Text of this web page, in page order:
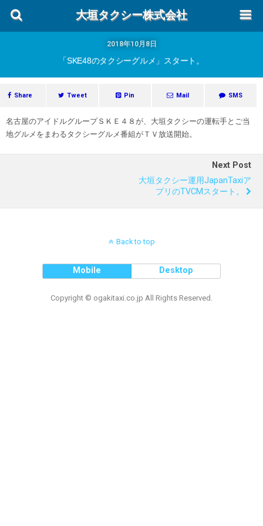
大垣タクシー株式会社
2018年10月8日
「SKE48のタクシーグルメ」スタート。
Share Tweet Pin Mail SMS
名古屋のアイドルグループＳＫＥ４８が、大垣タクシーの運転手とご当
地グルメをまわるタクシーグルメ番組がＴＶ放送開始。
Next Post
大垣タクシー運用JapanTaxiア
プリのTVCMスタート。
Back to top
Mobile Desktop
Copyright © ogakitaxi.co.jp All Rights Reserved.